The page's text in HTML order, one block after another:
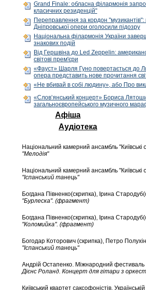
Grand Finale: обласна філармонія
класичних резиденцій"
Переправлення за кордон "музикантів":
Дніпровської опери оголосили підозру
Національна філармонія України
знакових подій
Від Гершвіна до Led Zeppelin:
світові прем'єри
«Фауст» Шарля Гуно повертається до
опера представить нове прочитання
«Не вбивай в собі людину», або Про
«Слов’янський концерт» Бориса
загальноєвропейського музичного
Афіша
Аудіотека
Національний камерний ансамбль "Київські
"Мелодія"
Національний камерний ансамбль "Київські
"Іспанський танець"
Богдана Півненко(скрипка), Ірина
"Бурлеска". (фрагмент)
Богдана Півненко(скрипка), Ірина
"Коломийка". (фрагмент)
Богодар Которович (скрипка), Петро Полухін
"Іспанський танець"
Андрій Остапенко. Міжнародний фестиваль
Дієнс Роланд. Концерт для гітари з
Київський квартет саксофоністів.